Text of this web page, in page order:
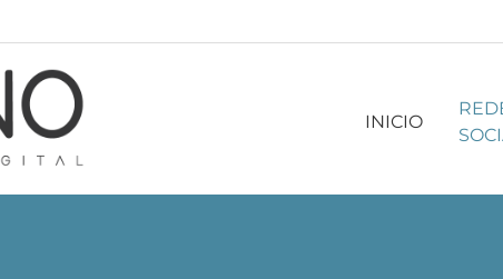
INICIO